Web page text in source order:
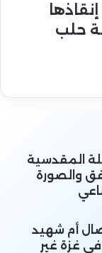
حلب
المقدسية
والصورة
أم شهيد
غزة غير